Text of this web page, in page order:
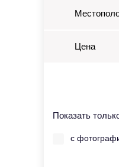
Цена
Показать
с